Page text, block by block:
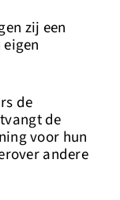
zij een
de
de
voor hun
andere